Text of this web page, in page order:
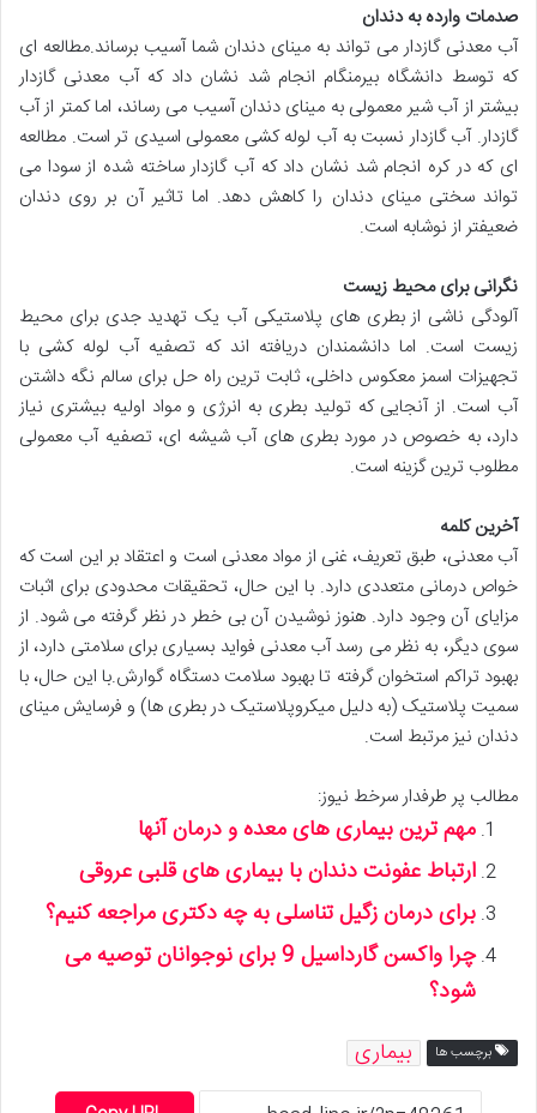
صدمات وارده به دندان
آب معدنی گازدار می تواند به مینای دندان شما آسیب برساند.مطالعه ای
که توسط دانشگاه بیرمنگام انجام شد نشان داد که آب معدنی گازدار
بیشتر از آب شیر معمولی به مینای دندان آسیب می رساند، اما کمتر از آب
گازدار. آب گازدار نسبت به آب لوله کشی معمولی اسیدی تر است. مطالعه
ای که در کره انجام شد نشان داد که آب گازدار ساخته شده از سودا می
تواند سختی مینای دندان را کاهش دهد. اما تاثیر آن بر روی دندان
ضعیفتر از نوشابه است.
نگرانی برای محیط زیست
آلودگی ناشی از بطری های پلاستیکی آب یک تهدید جدی برای محیط
زیست است. اما دانشمندان دریافته اند که تصفیه آب لوله کشی با
تجهیزات اسمز معکوس داخلی، ثابت ترین راه حل برای سالم نگه داشتن
آب است. از آنجایی که تولید بطری به انرژی و مواد اولیه بیشتری نیاز
دارد، به خصوص در مورد بطری های آب شیشه ای، تصفیه آب معمولی
مطلوب ترین گزینه است.
آخرین کلمه
آب معدنی، طبق تعریف، غنی از مواد معدنی است و اعتقاد بر این است که
خواص درمانی متعددی دارد. با این حال، تحقیقات محدودی برای اثبات
مزایای آن وجود دارد. هنوز نوشیدن آن بی خطر در نظر گرفته می شود. از
سوی دیگر، به نظر می رسد آب معدنی فواید بسیاری برای سلامتی دارد، از
بهبود تراکم استخوان گرفته تا بهبود سلامت دستگاه گوارش.با این حال، با
سمیت پلاستیک (به دلیل میکروپلاستیک در بطری ها) و فرسایش مینای
دندان نیز مرتبط است.
مطالب پر طرفدار سرخط نیوز:
مهم ترین بیماری های معده و درمان آنها
ارتباط عفونت دندان با بیماری های قلبی عروقی
برای درمان زگیل تناسلی به چه دکتری مراجعه کنیم؟
چرا واکسن گارداسیل 9 برای نوجوانان توصیه می
شود؟
برچسب ها بیماری